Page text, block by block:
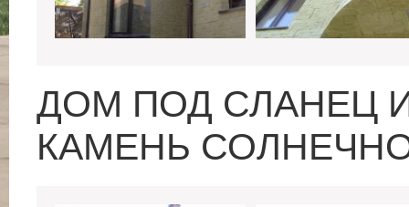
ДОМ ПОД СЛАНЕЦ
КАМЕНЬ